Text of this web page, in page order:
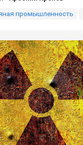
промышленность